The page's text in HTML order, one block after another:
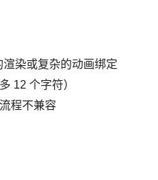
染或复杂的动画绑定
12 个字符）
程不兼容